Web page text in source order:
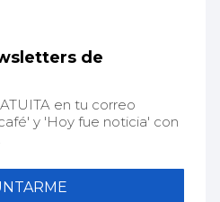
de
en tu correo
y 'Hoy fue noticia' con